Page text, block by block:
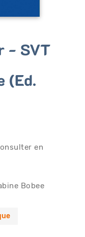
- SVT
(Ed.
en
Bobee